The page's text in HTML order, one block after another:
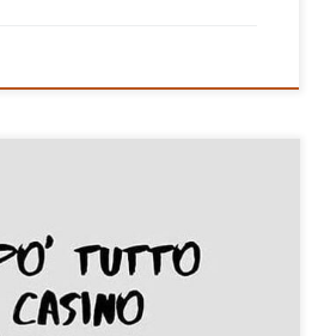
Per fortuna c’è la musica
e tutto passa. Ho messo insieme
qualche settimana fa, le ho ascoltate
e di nuovo spostato alcuni brani, ne